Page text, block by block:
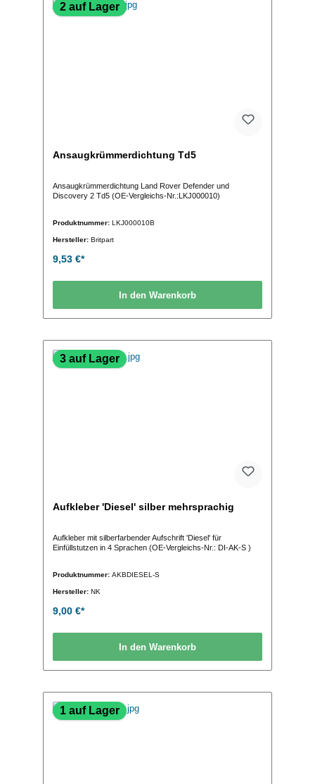
2 auf Lager
Ansaugkrümmerdichtung Td5
Ansaugkrümmerdichtung Land Rover Defender und
Discovery 2 Td5 (OE-Vergleichs-Nr.:LKJ000010)
Produktnummer: LKJ000010B
Hersteller: Britpart
9,53 €*
In den Warenkorb
3 auf Lager
Aufkleber 'Diesel' silber mehrsprachig
Aufkleber mit silberfarbender Aufschrift 'Diesel' für
Einfüllstutzen in 4 Sprachen (OE-Vergleichs-Nr.: DI-AK-S )
Produktnummer: AKBDIESEL-S
Hersteller: NK
9,00 €*
In den Warenkorb
1 auf Lager